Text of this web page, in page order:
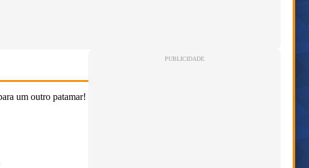
um outro patamar!
PUBLICIDADE